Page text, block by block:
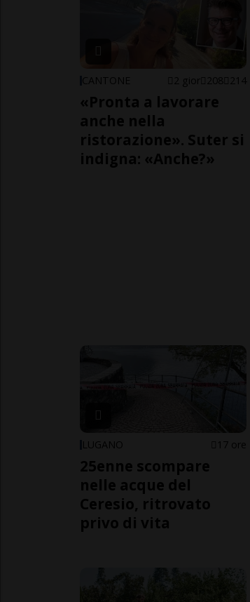
CANTONE 2 gior 208 214
«Pronta a lavorare
anche nella
ristorazione». Suter si
indigna: «Anche?»
LUGANO 17 ore
25enne scompare
nelle acque del
Ceresio, ritrovato
privo di vita